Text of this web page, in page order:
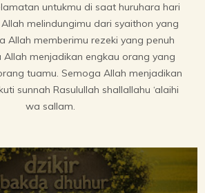
untukmu di saat huruhara hari
melindungimu dari syaithon yang
Allah memberimu rezeki yang penuh
Allah menjadikan engkau orang yang
tuamu. Semoga Allah menjadikan
sunnah Rasulullah shallallahu ‘alaihi
wa sallam.